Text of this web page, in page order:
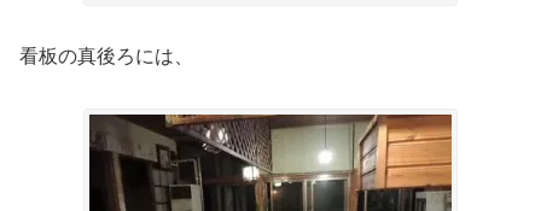
看板の真後ろには、